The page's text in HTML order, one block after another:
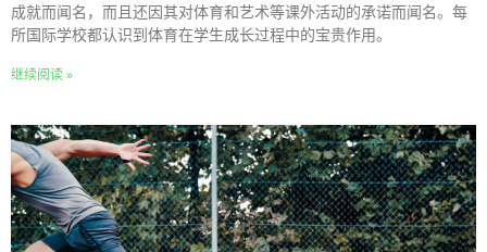
成就而闻名，而且还因其对体育和艺术等课外活动的承诺而闻名。每
所国际学校都认识到体育在学生成长过程中的宝贵作用。
继续阅读 »